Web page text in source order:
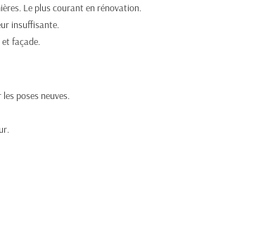
Le plus courant en rénovation.
insuffisante.
façade.
poses neuves.